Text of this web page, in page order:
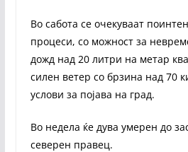
Во сабота се очекуваат
процеси, со можност за
дожд над 20 литри на метар
силен ветер со брзина над 70
услови за појава на град.
Во недела ќе дува умерен до
северен правец.